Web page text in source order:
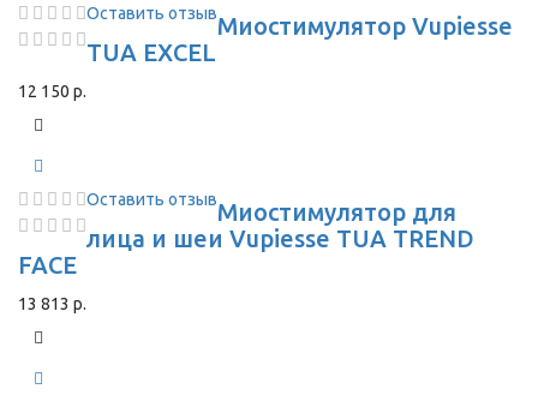
Оставить отзывМиостимулятор Vupiesse
TUA EXCEL
12 150 р.
Оставить отзывМиостимулятор для
лица и шеи Vupiesse TUA TREND
FACE
13 813 р.